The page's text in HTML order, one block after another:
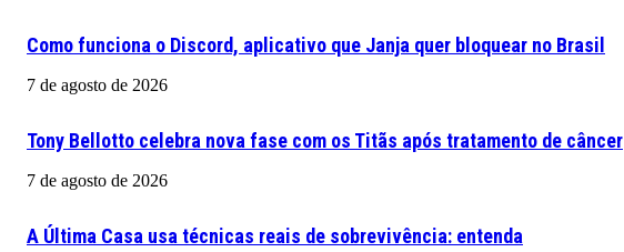
Como funciona o Discord, aplicativo que Janja quer bloquear no Brasil
7 de agosto de 2026
Tony Bellotto celebra nova fase com os Titãs após tratamento de câncer
7 de agosto de 2026
A Última Casa usa técnicas reais de sobrevivência: entenda